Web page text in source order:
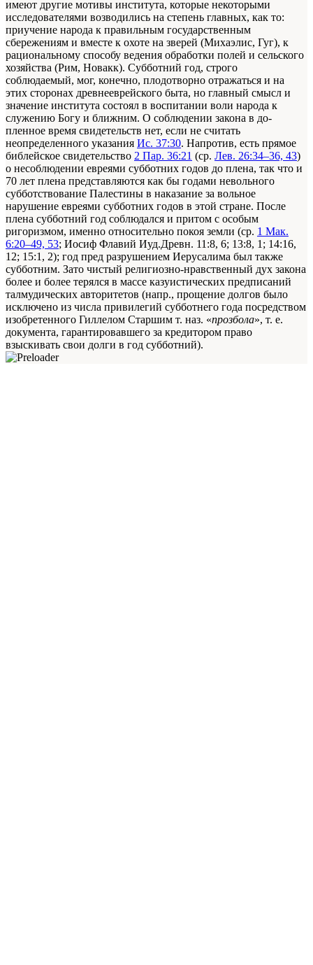
имеют другие мотивы института, которые некоторыми
исследователями возводились на степень главных, как то:
приучение народа к правильным государственным
сбережениям и вместе к охоте на зверей (Михаэлис, Гуг), к
рациональному способу ведения обработки полей и сельского
хозяйства (Рим, Новакк). Субботний год, строго
соблюдаемый, мог, конечно, плодотворно отражаться и на
этих сторонах древнееврейского быта, но главный смысл и
значение института состоял в воспитании воли народа к
служению Богу и ближним. О соблюдении закона в до-
пленное время свидетельств нет, если не считать
неопределенного указания Ис. 37:30. Напротив, есть прямое
библейское свидетельство 2 Пар. 36:21 (ср. Лев. 26:34–36, 43)
о несоблюдении евреями субботних годов до плена, так что и
70 лет плена представляются как бы годами невольного
субботствование Палестины в наказание за вольное
нарушение евреями субботних годов в этой стране. После
плена субботний год соблюдался и притом с особым
ригоризмом, именно относительно покоя земли (ср. 1 Мак.
6:20–49, 53; Иосиф Флавий Иуд.Древн. 11:8, 6; 13:8, 1; 14:16,
12; 15:1, 2); год пред разрушением Иерусалима был также
субботним. Зато чистый религиозно-нравственный дух закона
более и более терялся в массе казуистических предписаний
талмудических авторитетов (напр., прощение долгов было
исключено из числа привилегий субботнего года посредством
изобретенного Гиллелом Старшим т. наз. «прозбола», т. е.
документа, гарантировавшего зa кредитором право
взыскивать свои долги в год субботний).